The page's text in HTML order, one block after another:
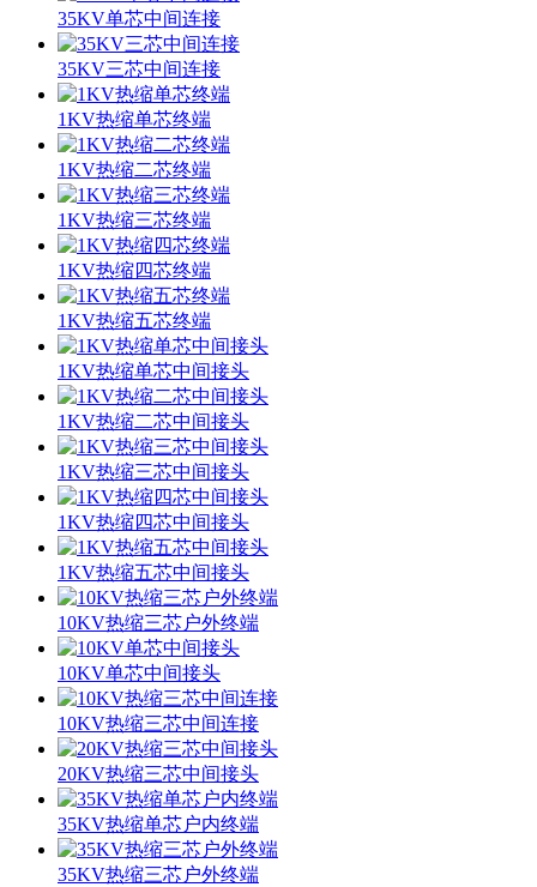
35KV单芯中间连接
35KV三芯中间连接
1KV热缩单芯终端
1KV热缩二芯终端
1KV热缩三芯终端
1KV热缩四芯终端
1KV热缩五芯终端
1KV热缩单芯中间接头
1KV热缩二芯中间接头
1KV热缩三芯中间接头
1KV热缩四芯中间接头
1KV热缩五芯中间接头
10KV热缩三芯户外终端
10KV单芯中间接头
10KV热缩三芯中间连接
20KV热缩三芯中间接头
35KV热缩单芯户内终端
35KV热缩三芯户外终端